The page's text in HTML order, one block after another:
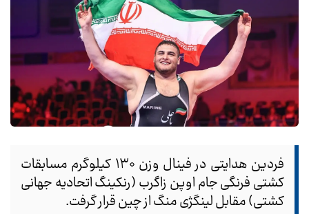
فردین هدایتی در فینال وزن ۱۳۰ کیلوگرم مسابقات
کشتی فرنگی جام اوپن زاگرب (رنکینگ اتحادیه جهانی
کشتی) مقابل لینگژی منگ از چین قرار گرفت.